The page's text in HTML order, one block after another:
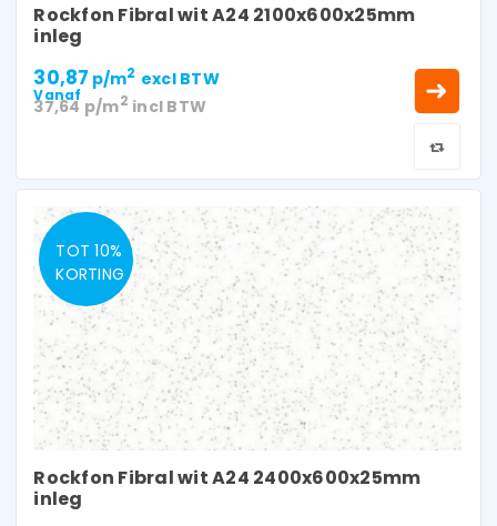
Rockfon Fibral wit A24 2100x600x25mm
inleg
Vanaf
30,87 p/m2 excl BTW
37,64 p/m2 incl BTW
TOT 10%
KORTING
Rockfon Fibral wit A24 2400x600x25mm
inleg